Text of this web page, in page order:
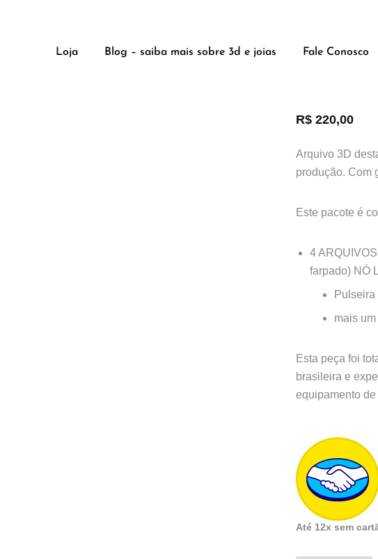
Loja Blog – saiba mais sobre 3d e joias Fale Conosco
R$220,00
Arquivo 3D
produção. Com
Este pacote é
4
farpado) NÓ
mais
Esta peça foi
brasileira e
equipamento
Até 12x sem